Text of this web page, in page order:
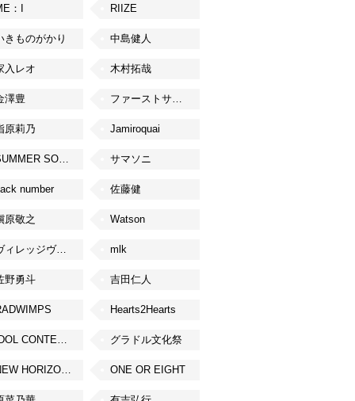
：I RIIZE
きものがかり 中島健人
入レオ 木村拓哉
澤豊 ファーストサマーウイカ
原莉乃 Jamiroquai
SUMMER SONIC サマソニ
number 佐藤健
原敬之 Watson
ヴィレッジヴァンガード mlk
野勇斗 吉田仁人
Hearts2Hearts
IDOL CONTENT EXPO グラドル文化祭
NEW HORIZON FEST ONE OR EIGHT